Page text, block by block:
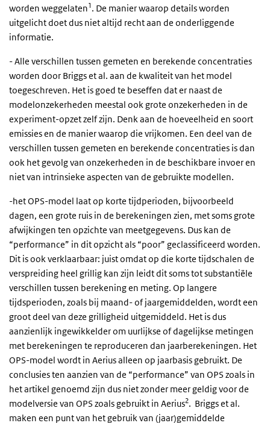
worden weggelaten1. De manier waarop details worden
uitgelicht doet dus niet altijd recht aan de onderliggende
informatie.
- Alle verschillen tussen gemeten en berekende concentraties
worden door Briggs et al. aan de kwaliteit van het model
toegeschreven. Het is goed te beseffen dat er naast de
modelonzekerheden meestal ook grote onzekerheden in de
experiment-opzet zelf zijn. Denk aan de hoeveelheid en soort
emissies en de manier waarop die vrijkomen. Een deel van de
verschillen tussen gemeten en berekende concentraties is dan
ook het gevolg van onzekerheden in de beschikbare invoer en
niet van intrinsieke aspecten van de gebruikte modellen.
-het OPS-model laat op korte tijdperioden, bijvoorbeeld
dagen, een grote ruis in de berekeningen zien, met soms grote
afwijkingen ten opzichte van meetgegevens. Dus kan de
“performance” in dit opzicht als “poor” geclassificeerd worden.
Dit is ook verklaarbaar: juist omdat op die korte tijdschalen de
verspreiding heel grillig kan zijn leidt dit soms tot substantiële
verschillen tussen berekening en meting. Op langere
tijdsperioden, zoals bij maand- of jaargemiddelden, wordt een
groot deel van deze grilligheid uitgemiddeld. Het is dus
aanzienlijk ingewikkelder om uurlijkse of dagelijkse metingen
met berekeningen te reproduceren dan jaarberekeningen. Het
OPS-model wordt in Aerius alleen op jaarbasis gebruikt. De
conclusies ten aanzien van de “performance” van OPS zoals in
het artikel genoemd zijn dus niet zonder meer geldig voor de
modelversie van OPS zoals gebruikt in Aerius2. Briggs et al.
maken een punt van het gebruik van (jaar)gemiddelde